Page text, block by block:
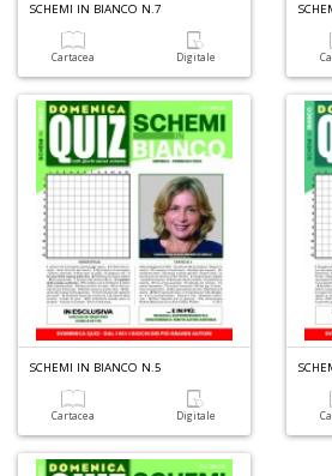
SCHEMI IN BIANCO N.7
Cartacea Digitale
SCHEMI IN BIANCO N.5
Cartacea Digitale